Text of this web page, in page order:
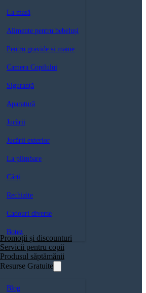
La masă
Alimente pentru bebeluși
Pentru gravide si mame
Camera Copilului
Siguranță
Aparatură
Jucării
Jucării exterior
La plimbare
Cărți
Rechizite
Cadouri diverse
Botez
Promoții și discounturi
Servicii pentru copii
Produsul săptămănii
Resurse Gratuite
Blog